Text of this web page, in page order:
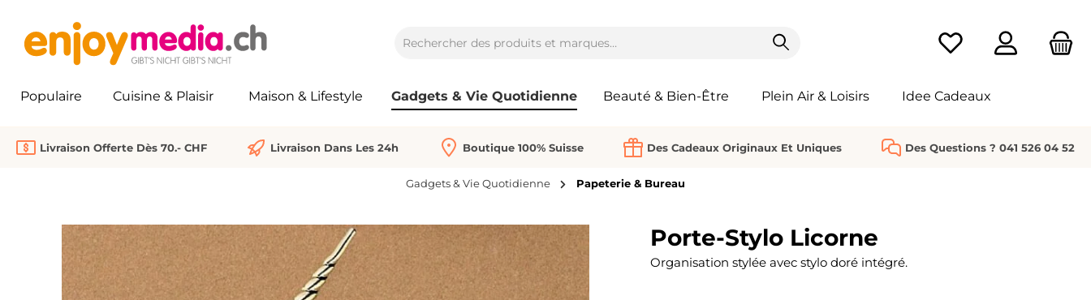
Vous avez 0 articles
Populaire Cuisine & Plaisir Maison & Lifestyle Gadgets & Vie Quotidienne Beauté & Bien-Être Plein Air & Loisirs Idee Cadeaux
Livraison Offerte Dès 70.- CHF Livraison Dans Les 24h Boutique 100% Suisse Des Cadeaux Originaux Et Uniques Des Questions ? 041 526 04 52
Gadgets & Vie Quotidienne Papeterie & Bureau
Ignorer la galerie d'images Porte-Stylo Licorne
Organisation stylée avec stylo doré intégré.